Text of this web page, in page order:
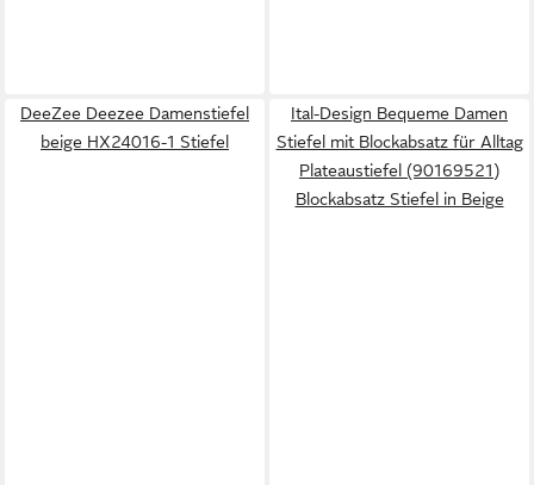
DeeZee Deezee Damenstiefel
beige HX24016-1 Stiefel
Ital-Design Bequeme Damen
Stiefel mit Blockabsatz für Alltag
Plateaustiefel (90169521)
Blockabsatz Stiefel in Beige